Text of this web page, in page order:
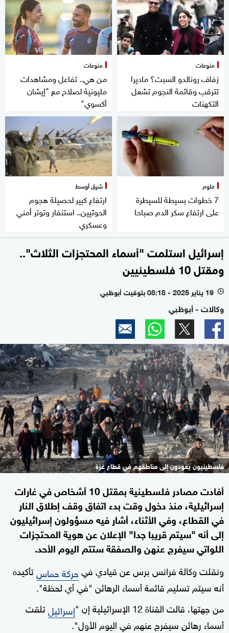
منوعات
زفاف رونالدو السبت؟ ماديرا
تترقب وقائمة النجوم تشعل
التكهنات
منوعات
من هي.. تفاعل ومشاهدات
مليونية لصلاح مع "إيشان
أكسوي"
علوم
7 خطوات بسيطة للسيطرة
على ارتفاع سكر الدم صباحا
شرق أوسط
ارتفاع كبير لحصيلة هجوم
الحوثيين.. استنفار وتوتر أمني
وعسكري
إسرائيل استلمت "أسماء المحتجزات الثلاث"..
ومقتل 10 فلسطينيين
l 19 يناير 2025 - 08:18 بتوقيت أبوظبي
وكالات - أبوظبي
فلسطينيون يعودون إلى مناطقهم في قطاع غزة
أفادت مصادر فلسطينية بمقتل 10 أشخاص في غارات
إسرائيلية، منذ دخول وقت بدء اتفاق وقف إطلاق النار
في القطاع، وفي الأثناء، أشار فيه مسؤولون إسرائيليون
إلى أنه "سيتم قريبا جدا" الإعلان عن هوية المحتجزات
اللواتي سيفرج عنهن والصفقة ستتم اليوم الأحد.
ونقلت وكالة فرانس برس عن قيادي فيحركة حماستأكيده
أنه سيتم تسليم قائمة أسماء الرهائن "في أي لحظة".
من جهتها، قالت القناة 12 الإسرائيلية إن "
إسرائيلتلقت
أسماء رهائن سيفرج عنهم في اليوم الأول".